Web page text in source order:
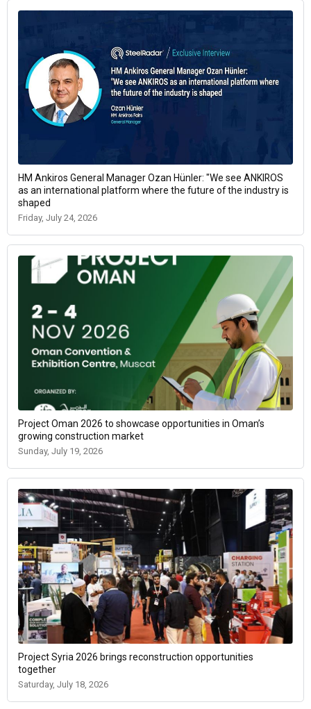
HM Ankiros General Manager Ozan Hünler: "We see ANKIROS
as an international platform where the future of the industry is
shaped
Friday, July 24, 2026
Project Oman 2026 to showcase opportunities in Oman’s
growing construction market
Sunday, July 19, 2026
Project Syria 2026 brings reconstruction opportunities
together
Saturday, July 18, 2026